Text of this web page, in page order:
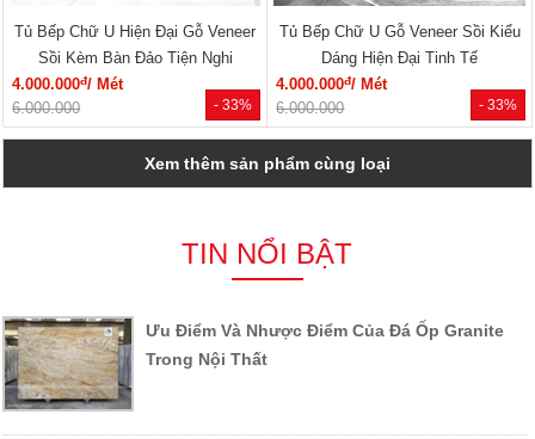
- 33%
Tủ Bếp Chữ U Hiện Đại Gỗ Veneer
Sồi Kèm Bàn Đảo Tiện Nghi
4.000.000đ/ Mét
6.000.000
- 33%
Tủ Bếp Chữ U Gỗ Veneer Sồi Kiểu
Dáng Hiện Đại Tinh Tế
4.000.000đ/ Mét
6.000.000
Xem thêm sản phẩm cùng loại
TIN NỔI BẬT
Ưu Điểm Và Nhược Điểm Của Đá Ốp Granite
Trong Nội Thất